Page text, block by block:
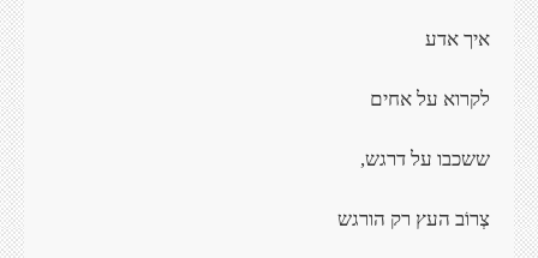
איך אדע
לקרוא על אחים
ששכבו על דרגש,
צְרוֹב העץ רק הורגש